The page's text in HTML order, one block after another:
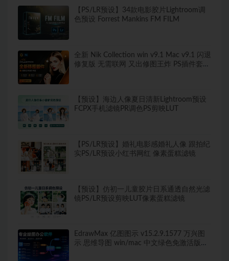
【PS/LR预设】34款电影胶片Lightroom调
色预设 Forrest Mankins FM FILM
全新 Nik Collection win v9.1 Mac v9.1 闪退
修复版 无需联网 又出修图王炸 PS插件套装
【预设】海边人像夏日清新Lightroom预设
FCPX手机滤镜PR调色PS剪映LUT
【PS/LR预设】婚礼电影感婚礼人像 跟拍纪
实PS/LR预设小红书网红 像素蛋糕滤镜
【预设】仿初一儿童胶片日系通透自然光滤
镜PS/LR预设剪映LUT像素蛋糕滤镜
EdrawMax 亿图图示 v15.2.9.1577 万兴图
示 思维导图 win/mac 中文绿色免激活版